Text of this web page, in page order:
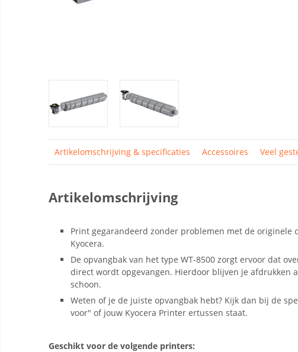
Artikelomschrijving & specificaties Accessoires Veel
Artikelomschrijving
Print gegarandeerd zonder problemen met de originele
Kyocera.
De opvangbak van het type WT-8500 zorgt ervoor dat
direct wordt opgevangen. Hierdoor blijven je afdrukken
schoon.
Weten of je de juiste opvangbak hebt? Kijk dan bij de
voor" of jouw Kyocera Printer ertussen staat.
Geschikt voor de volgende printers: